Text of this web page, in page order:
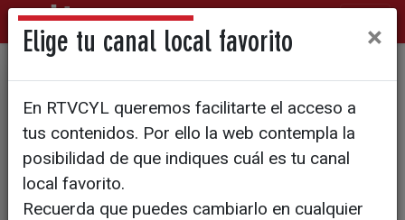
Suspendido el desahucio de
las exmonjas de Belorado
Elige tu canal local favorito ×
En RTVCYL queremos facilitarte el acceso a
tus contenidos. Por ello la web contempla la
posibilidad de que indiques cuál es tu canal
local favorito.
Recuerda que puedes cambiarlo en cualquier